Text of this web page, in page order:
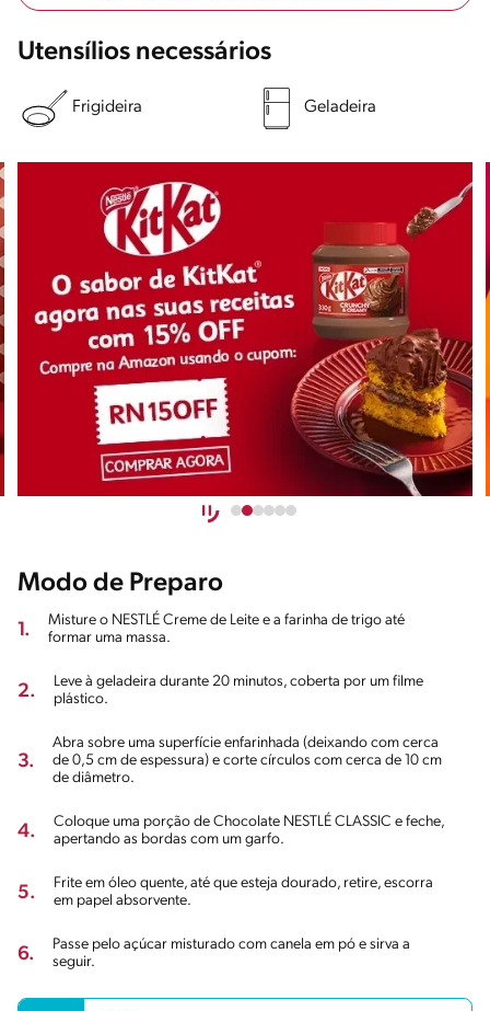
Utensílios necessários
Frigideira Geladeira
Modo de Preparo
1.
Misture o NESTLÉ Creme de Leite e a farinha de trigo até
formar uma massa.
2.
Leve à geladeira durante 20 minutos, coberta por um filme
plástico.
3.
Abra sobre uma superfície enfarinhada (deixando com cerca
de 0,5 cm de espessura) e corte círculos com cerca de 10 cm
de diâmetro.
4.
Coloque uma porção de Chocolate NESTLÉ CLASSIC e feche,
apertando as bordas com um garfo.
5.
Frite em óleo quente, até que esteja dourado, retire, escorra
em papel absorvente.
6.
Passe pelo açúcar misturado com canela em pó e sirva a
seguir.